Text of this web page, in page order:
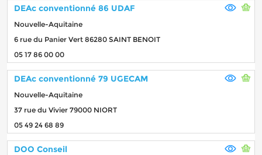
DEAc conventionné 86 UDAF
Nouvelle-Aquitaine
6 rue du Panier Vert 86280 SAINT BENOIT
05 17 86 00 00
DEAc conventionné 79 UGECAM
Nouvelle-Aquitaine
37 rue du Vivier 79000 NIORT
05 49 24 68 89
DOO Conseil